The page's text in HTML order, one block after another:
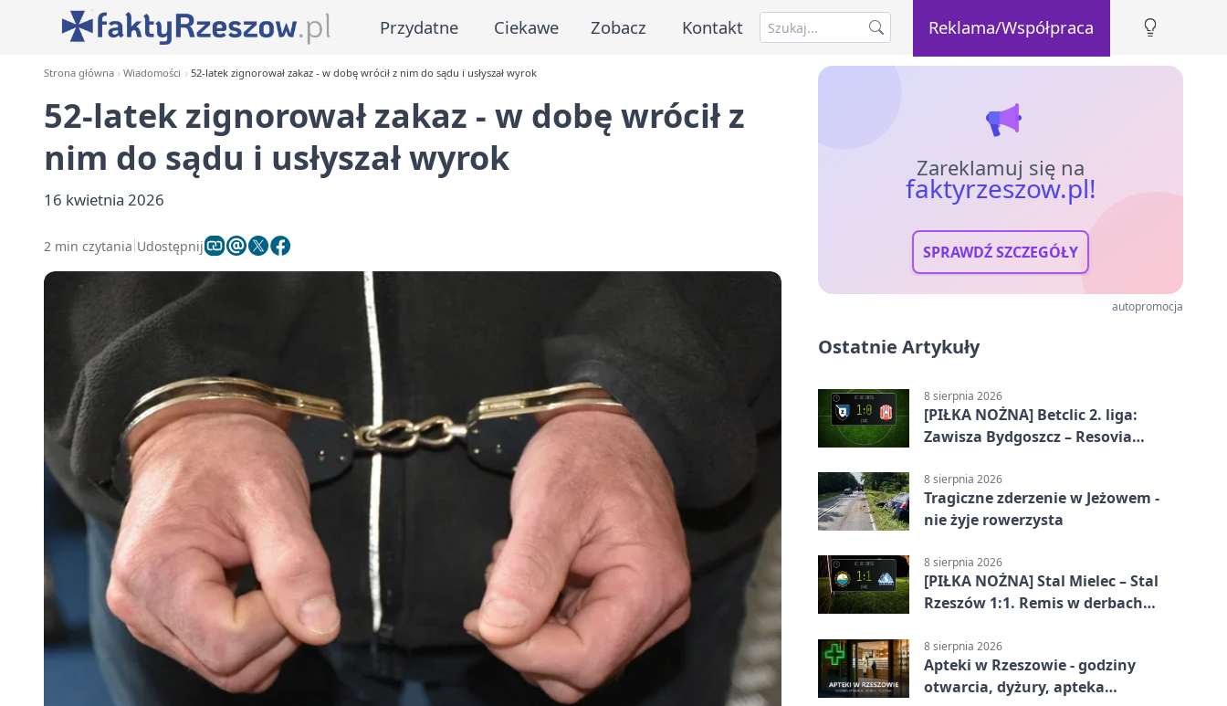
Przydatne Ciekawe Zobacz Kontakt Reklama/Współpraca
Strona główna Wiadomości 52-latek zignorował zakaz - w dobę wrócił z nim do sądu i usłyszał wyrok
52-latek zignorował zakaz - w dobę wrócił z
nim do sądu i usłyszał wyrok
16 kwietnia 2026
2 min czytania Udostępnij
Zareklamuj się na
faktyrzeszow.pl!
SPRAWDŹ SZCZEGÓŁY
autopromocja
Ostatnie Artykuły
8 sierpnia 2026
[PIŁKA NOŻNA] Betclic 2. liga:
Zawisza Bydgoszcz – Resovia
pierwszym zwycięstwem
8 sierpnia 2026
Tragiczne zderzenie w Jeżowem -
nie żyje rowerzysta
8 sierpnia 2026
[PIŁKA NOŻNA] Stal Mielec – Stal
Rzeszów 1:1. Remis w derbach
8 sierpnia 2026
Apteki w Rzeszowie - godziny
otwarcia, dyżury, apteka